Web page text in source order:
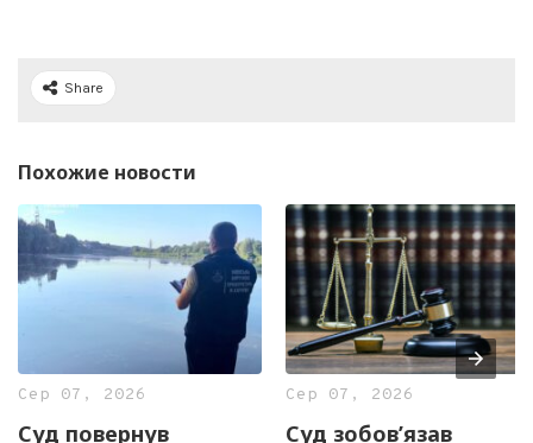
Share
Похожие новости
Сер 07, 2026
Суд повернув
Сер 07, 2026
Суд зобов’язав